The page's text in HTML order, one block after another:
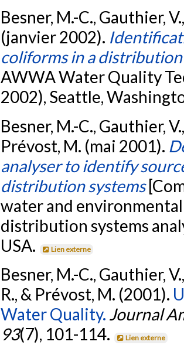
Besner, M.-C., Gauthier,
(janvier 2002).
coliforms in a
AWWA Water Quality
2002), Seattle,
Besner, M.-C., Gauthier,
Prévost, M. (mai 2001).
analyser to identify
distribution systems
water and
distribution systems
USA.
Lien externe
Besner, M.-C., Gauthier,
R., & Prévost, M. (2001).
Water Quality. Journal
93(7), 101-114. Lien externe